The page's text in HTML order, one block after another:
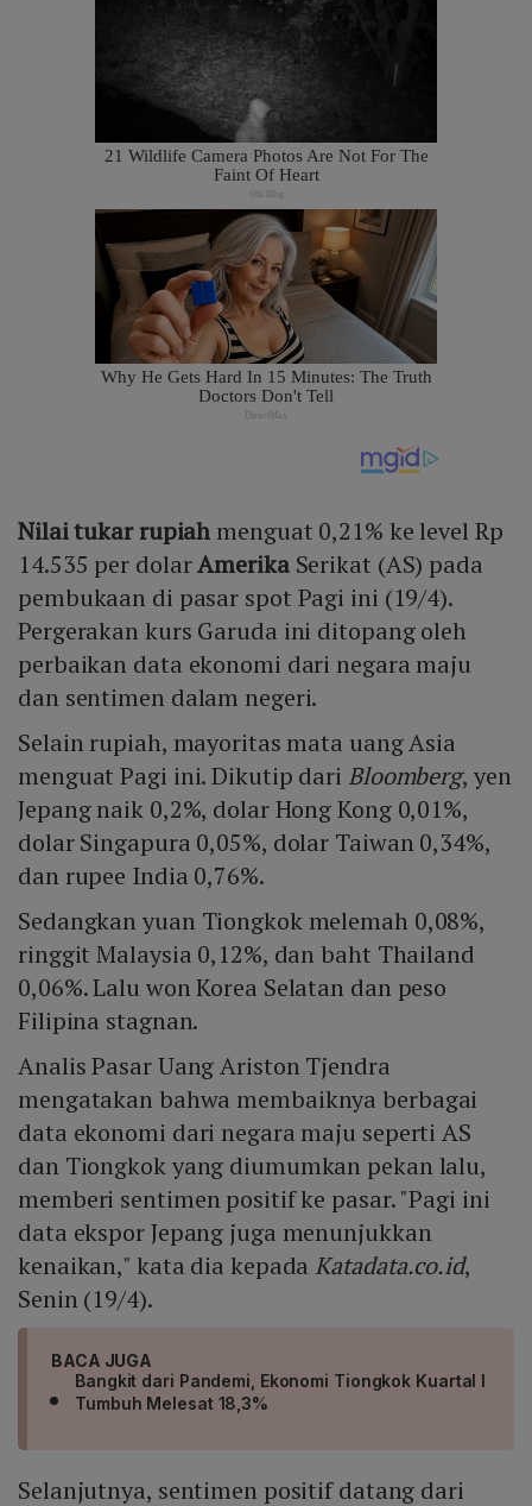
Nilai tukar rupiah menguat 0,21% ke level Rp
14.535 per dolarAmerikaSerikat (AS) pada
pembukaan di pasar spot Pagi ini (19/4).
Pergerakan kurs Garuda ini ditopang oleh
perbaikan data ekonomi dari negara maju
dan sentimen dalam negeri.
Selain rupiah, mayoritas mata uang Asia
menguat Pagi ini. Dikutip dari Bloomberg, yen
Jepang naik 0,2%, dolar Hong Kong 0,01%,
dolar Singapura 0,05%, dolar Taiwan 0,34%,
dan rupee India 0,76%.
Sedangkan yuan Tiongkok melemah 0,08%,
ringgit Malaysia 0,12%, dan baht Thailand
0,06%. Lalu won Korea Selatan dan peso
Filipina stagnan.
Analis Pasar Uang Ariston Tjendra
mengatakan bahwa membaiknya berbagai
data ekonomi dari negara maju seperti AS
dan Tiongkok yang diumumkan pekan lalu,
memberi sentimen positif ke pasar. "Pagi ini
data ekspor Jepang juga menunjukkan
kenaikan," kata dia kepada Katadata.co.id,
Senin (19/4).
BACA JUGA
Bangkit dari Pandemi, Ekonomi Tiongkok Kuartal I
Tumbuh Melesat 18,3%
Selanjutnya, sentimen positif datang dari